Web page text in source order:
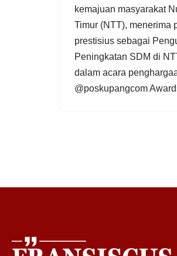
kemajuan masyarakat
Timur (NTT), menerima
prestisius sebagai
Peningkatan SDM di
dalam acara
@poskupangcom